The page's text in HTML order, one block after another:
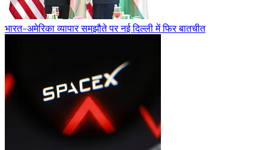
भारत-अमेरिका व्यापार समझौते पर नई दिल्ली में फिर बातचीत